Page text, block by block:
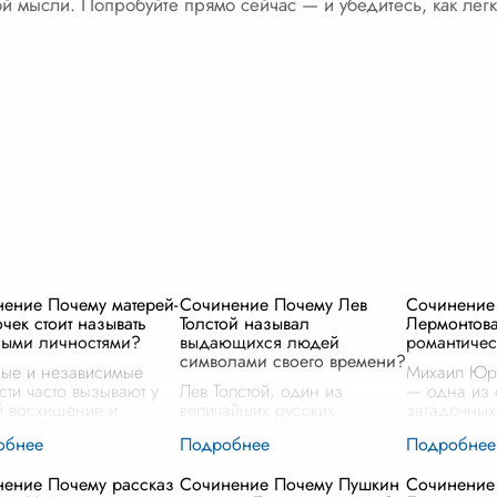
Почему матерей-
стоит называть
личностями?
и независимые
часто вызывают у
восхищение и
примеров
место занимают
Сочинение Почему Лев
Толстой называл
выдающихся людей
символами своего времени?
Лев Толстой, один из
величайших русских
выдающихся людей
и это утверждение имеет
Михаил
— одна из
неизменно
восхищения
Почему рассказ Сочинение Почему Пушкин